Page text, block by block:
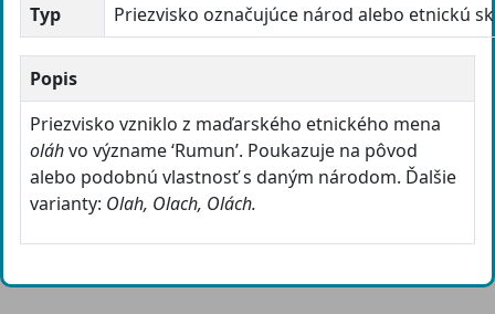
Typ
Priezvisko označujúce národ alebo etnickú
Popis
Priezvisko vzniklo z maďarského etnického mena
oláhvo význame ‘Rumun’. Poukazuje na pôvod
alebo podobnú vlastnosť s daným národom. Ďalšie
varianty: Olah, Olach, Olách.